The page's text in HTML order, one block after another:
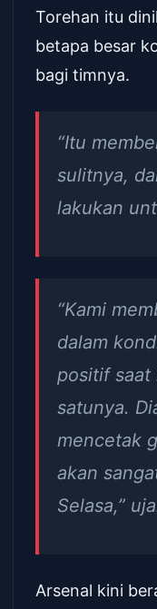
Torehan itu
betapa besar
bagi timnya.
“Itu
sulitnya,
lakukan
“Kami
dalam
positif saat
satunya.
mencetak
akan
Selasa,”
Arsenal kini